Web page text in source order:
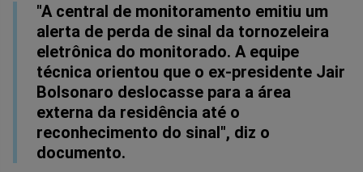
"A central de monitoramento emitiu um
alerta de perda de sinal da tornozeleira
eletrônica do monitorado. A equipe
técnica orientou que o ex-presidente Jair
Bolsonaro deslocasse para a área
externa da residência até o
reconhecimento do sinal", diz o
documento.